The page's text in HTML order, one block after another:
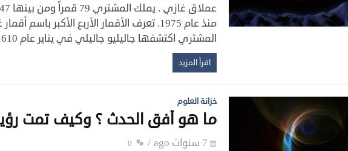
منذ عام 1975. تعرف الأقمار الأربع الأكبر
المشتري اكتشفها جاليليو جاليلي في يناير عام 1610 للميلاد وعادةً ما […]
اقرأ المزيد
خزانة العلوم
ما هو أفق الحدث ؟ وكيف تمت
7 سنوات ago 0